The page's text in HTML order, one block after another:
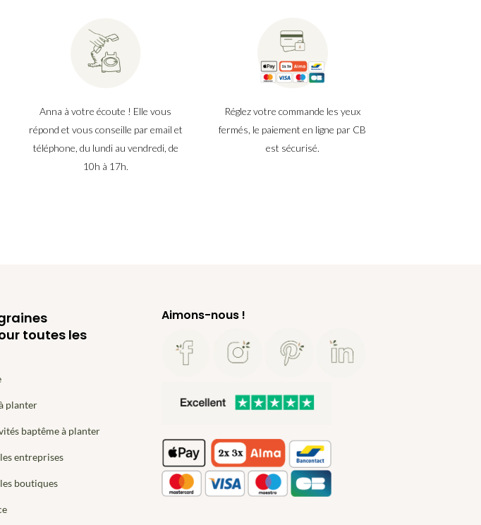
Anna à votre écoute ! Elle vous
répond et vous conseille par email et
téléphone, du lundi au vendredi, de
10h à 17h.
Réglez votre commande les yeux
fermés, le paiement en ligne par CB
est sécurisé.
toutes les
planter
baptême à planter
entreprises
boutiques
Aimons-nous !